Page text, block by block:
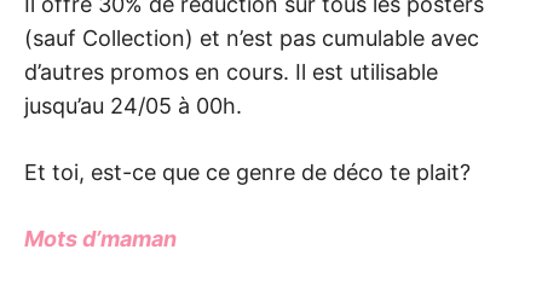
(sauf Collection) et n’est pas cumulable avec
d’autres promos en cours. Il est utilisable
jusqu’au 24/05 à 00h.
Et toi, est-ce que ce genre de déco te plait?
Mots d’maman